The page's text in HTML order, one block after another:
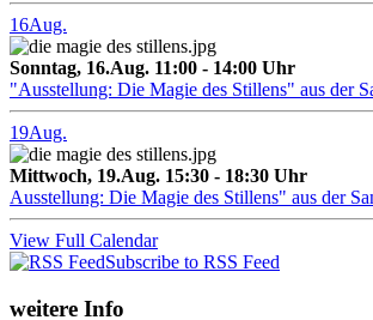
16Aug.
Sonntag, 16.Aug. 11:00 - 14:00 Uhr
"Ausstellung: Die Magie des Stillens" aus der
19Aug.
Mittwoch, 19.Aug. 15:30 - 18:30 Uhr
Ausstellung: Die Magie des Stillens" aus der
View Full Calendar
Subscribe to RSS Feed
weitere Info